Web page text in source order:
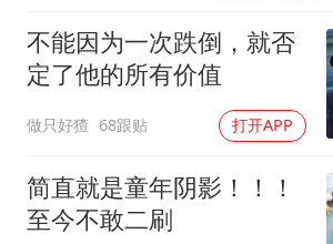
夯实基础开新局
不能因为一次跌倒，就否
定了他的所有价值
做只好猹 68跟贴 打开APP
简直就是童年阴影！！！
至今不敢二刷